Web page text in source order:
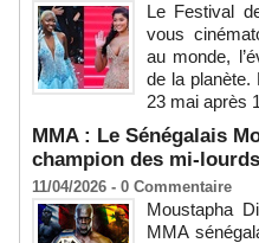
Le Festival
vous
au monde,
de la planète.
23 mai après
MMA : Le Sénégalais
champion des mi-lourds
11/04/2026 - 0 Commentaire
Moustapha
MMA